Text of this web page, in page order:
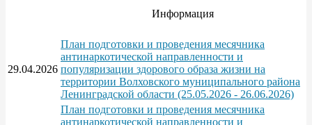
Информация
29.04.2026
План подготовки и проведения месячника
антинаркотической направленности и
популяризации здорового образа жизни на
территории Волховского муниципального района
Ленинградской области (25.05.2026 - 26.06.2026)
План подготовки и проведения месячника
антинаркотической направленности и